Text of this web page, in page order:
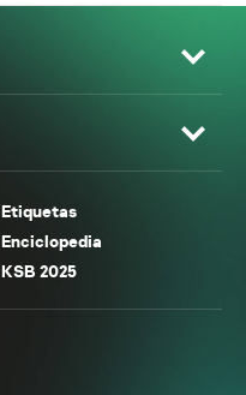
Etiquetas
Enciclopedia
KSB 2025